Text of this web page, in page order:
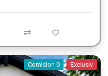
Comision 0 Exclusiv